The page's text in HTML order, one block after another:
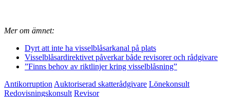
Mer om ämnet:
Dyrt att inte ha visselblåsarkanal på plats
Visselblåsardirektivet påverkar både revisorer och rådgivare
”Finns behov av riktlinjer kring visselblåsning”
Antikorruption Auktoriserad skatterådgivare Lönekonsult
Redovisningskonsult Revisor